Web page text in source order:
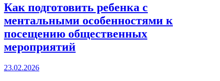
Как подготовить ребенка с
ментальными особенностями к
посещению общественных
мероприятий
23.02.2026